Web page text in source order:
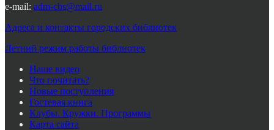
e-mail: adm-cbs@mail.ru
Адреса и контакты городских библиотек
Летний режим работы библиотек
Наше видео
Что почитать?
Новые поступления
Гостевая книга
Клубы. Кружки. Программы
Карта сайта